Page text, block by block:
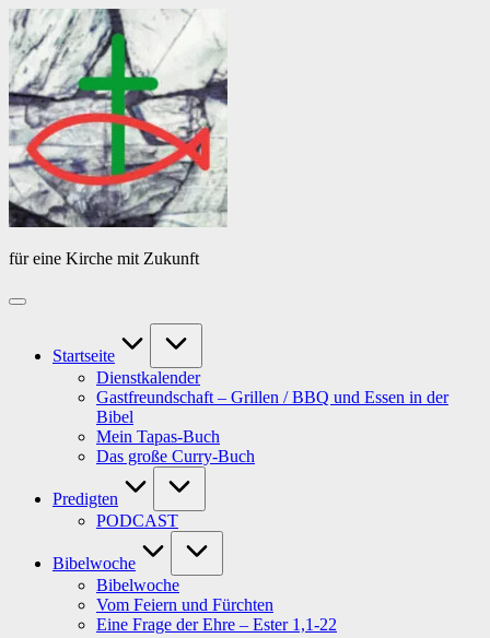
Skip
to
content
von
PfarrerB
für eine Kirche mit Zukunft
Startseite
Dienstkalender
Gastfreundschaft – Grillen / BBQ und Essen in der
Bibel
Mein Tapas-Buch
Das große Curry-Buch
Predigten
PODCAST
Bibelwoche
Bibelwoche
Vom Feiern und Fürchten
Eine Frage der Ehre – Ester 1,1-22